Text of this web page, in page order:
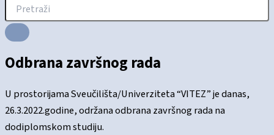
Odbrana završnog rada
U prostorijama Sveučilišta/Univerziteta “VITEZ” je danas,
26.3.2022.godine, održana odbrana završnog rada na
dodiplomskom studiju.